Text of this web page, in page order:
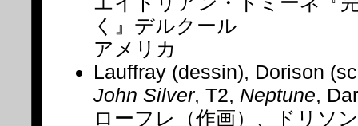
く』デルクール
アメリカ
Lauffray (dessin), Dorison
John Silver, T2, Neptune,
ローフレ（作画）、ドリソ